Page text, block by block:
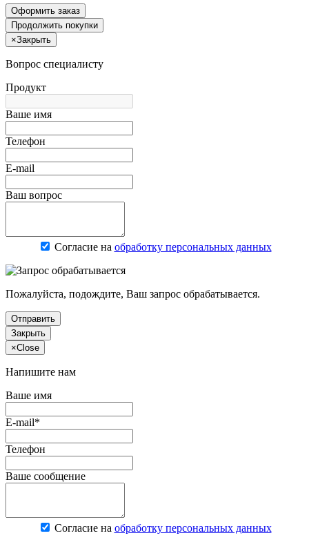
Оформить заказ
Продолжить покупки
×Закрыть
Вопрос специалисту
Продукт
Ваше имя
Телефон
E-mail
Ваш вопрос
Согласие на обработку персональных данных
Пожалуйста, подождите, Ваш запрос обрабатывается.
Отправить
Закрыть
×Close
Напишите нам
Ваше имя
E-mail*
Телефон
Ваше сообщение
Согласие на обработку персональных данных